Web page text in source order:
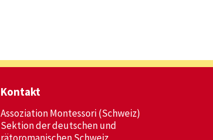
Kontakt
Assoziation Montessori (Schweiz)
Sektion der deutschen und